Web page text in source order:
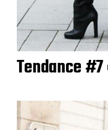
Tendance